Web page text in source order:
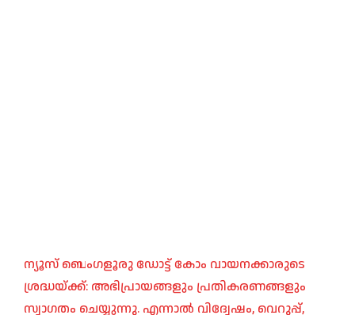
ന്യൂസ് ബെംഗളൂരു ഡോട്ട് കോം വായനക്കാരുടെ
ശ്രദ്ധയ്ക്ക്: അഭിപ്രായങ്ങളും പ്രതികരണങ്ങളും
സ്വാഗതം ചെയ്യുന്നു. എന്നാൽ വിദ്വേഷം, വെറുപ്പ്,